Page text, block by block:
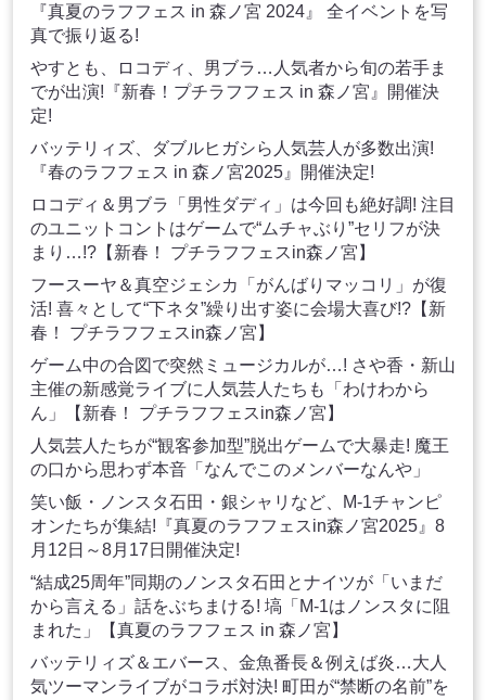
『真夏のラフフェス in 森ノ宮 2024』 全イベントを写
真で振り返る!
やすとも、ロコディ、男ブラ…人気者から旬の若手ま
でが出演!『新春！プチラフフェス in 森ノ宮』開催決
定!
バッテリィズ、ダブルヒガシら人気芸人が多数出演!
『春のラフフェス in 森ノ宮2025』開催決定!
ロコディ＆男ブラ「男性ダディ」は今回も絶好調! 注目
のユニットコントはゲームで“ムチャぶり”セリフが決
まり…!?【新春！ プチラフフェスin森ノ宮】
フースーヤ＆真空ジェシカ「がんばりマッコリ」が復
活! 喜々として“下ネタ”繰り出す姿に会場大喜び!?【新
春！ プチラフフェスin森ノ宮】
ゲーム中の合図で突然ミュージカルが…! さや香・新山
主催の新感覚ライブに人気芸人たちも「わけわから
ん」【新春！ プチラフフェスin森ノ宮】
人気芸人たちが“観客参加型”脱出ゲームで大暴走! 魔王
の口から思わず本音「なんでこのメンバーなんや」
笑い飯・ノンスタ石田・銀シャリなど、M-1チャンピ
オンたちが集結!『真夏のラフフェスin森ノ宮2025』8
月12日～8月17日開催決定!
“結成25周年”同期のノンスタ石田とナイツが「いまだ
から言える」話をぶちまける! 塙「M-1はノンスタに阻
まれた」【真夏のラフフェス in 森ノ宮】
バッテリィズ＆エバース、金魚番長＆例えば炎…大人
気ツーマンライブがコラボ対決! 町田が“禁断の名前”を